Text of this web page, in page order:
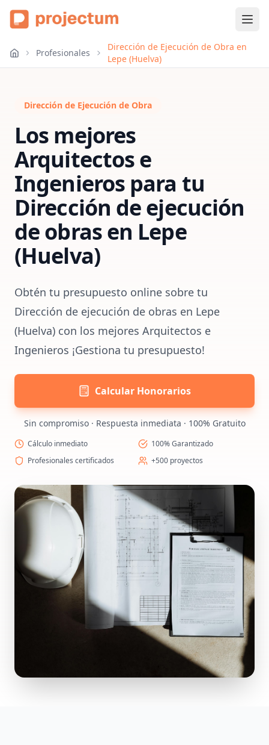
Profesionales
Dirección de Ejecución de Obra en
Lepe (Huelva)
Dirección de Ejecución de Obra
Los mejores
Arquitectos e
Ingenieros para tu
Dirección de ejecución
de obrasen Lepe
(Huelva)
Obtén tu presupuesto online sobre tu
Dirección de ejecución de obras en Lepe
(Huelva) con los mejores Arquitectos e
Ingenieros ¡Gestiona tu presupuesto!
Calcular Honorarios
Sin compromiso · Respuesta inmediata · 100% Gratuito
Cálculo inmediato
100% Garantizado
Profesionales certificados
+500 proyectos